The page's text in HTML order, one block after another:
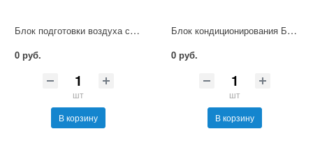
Блок подготовки воздуха со встроенным манометром П-ФРКВ-6
0 руб.
шт
В корзину
Блок кондиционирования БКВ-4
0 руб.
шт
В корзину